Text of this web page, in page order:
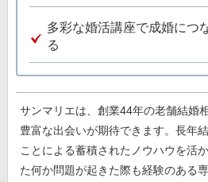
多彩な婚活講座で成婚につ
る
サンマリエは、創業44年の老舗結婚
豊富な出会いが期待できます。長年
ことによる蓄積されたノウハウを活
た何か問題が起きた際も経験のある